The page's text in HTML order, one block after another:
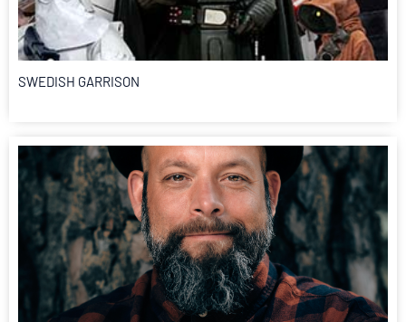
SWEDISH GARRISON